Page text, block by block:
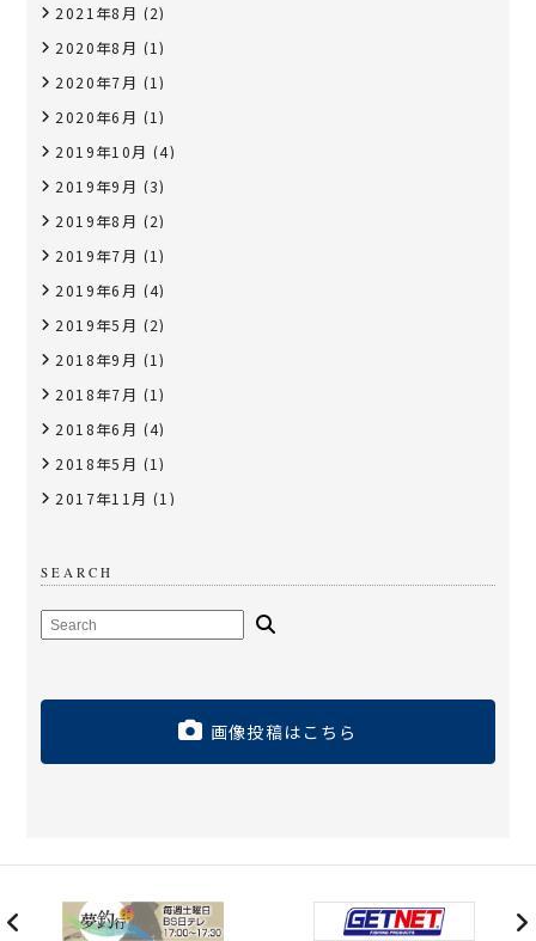
2021年8月 (2)
2020年8月 (1)
2020年7月 (1)
2020年6月 (1)
2019年10月 (4)
2019年9月 (3)
2019年8月 (2)
2019年7月 (1)
2019年6月 (4)
2019年5月 (2)
2018年9月 (1)
2018年7月 (1)
2018年6月 (4)
2018年5月 (1)
2017年11月 (1)
SEARCH
画像投稿はこちら